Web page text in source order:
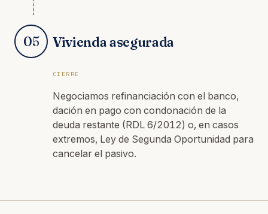
05 Vivienda asegurada
CIERRE
Negociamos refinanciación con el banco,
dación en pago con condonación de la
deuda restante (RDL 6/2012) o, en casos
extremos, Ley de Segunda Oportunidad para
cancelar el pasivo.